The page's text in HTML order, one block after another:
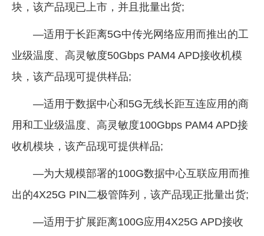
数字报
块，该产品现已上市，并且批量出货;
—适用于长距离5G中传光网络应用而推出的工
业级温度、高灵敏度50Gbps PAM4 APD接收机模
块，该产品现可提供样品;
—适用于数据中心和5G无线长距互连应用的商
用和工业级温度、高灵敏度100Gbps PAM4 APD接
收机模块，该产品现可提供样品;
—为大规模部署的100G数据中心互联应用而推
出的4X25G PIN二极管阵列，该产品现正批量出货;
—适用于扩展距离100G应用4X25G APD接收